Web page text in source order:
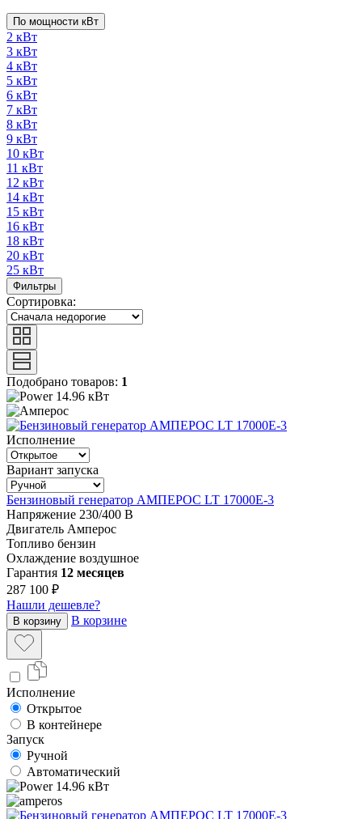
По мощности кВт
2 кВт
3 кВт
4 кВт
5 кВт
6 кВт
7 кВт
8 кВт
9 кВт
10 кВт
11 кВт
12 кВт
14 кВт
15 кВт
16 кВт
18 кВт
20 кВт
25 кВт
Фильтры
Сортировка:
Подобрано товаров: 1
14.96 кВт
Исполнение
Вариант запуска
Бензиновый генератор АМПЕРОС LT 17000E-3
Напряжение 230/400 В
Двигатель Амперос
Топливо бензин
Охлаждение воздушное
Гарантия 12 месяцев
287 100 ₽
Нашли дешевле?
В корзину В корзине
Исполнение
Открытое
В контейнере
Запуск
Ручной
Автоматический
14.96 кВт